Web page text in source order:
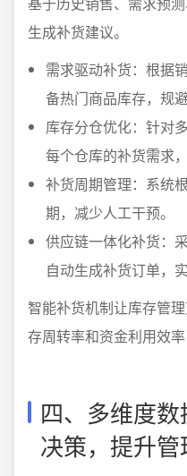
生成补货建议。
需求驱动补货：根据
备热门商品库存，规
库存分仓优化：针对
每个仓库的补货需求
补货周期管理：系统
期，减少人工干预。
供应链一体化补货：
自动生成补货订单，
智能补货机制让库存管
存周转率和资金利用效
四、多维度
决策，提升管